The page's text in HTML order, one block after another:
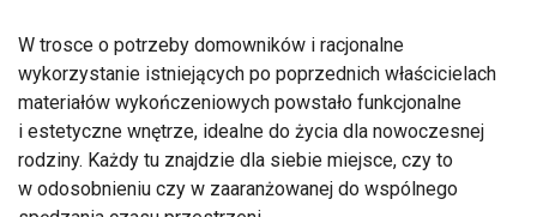
W trosce o potrzeby domowników i racjonalne
wykorzystanie istniejących po poprzednich właścicielach
materiałów wykończeniowych powstało funkcjonalne
i estetyczne wnętrze, idealne do życia dla nowoczesnej
rodziny. Każdy tu znajdzie dla siebie miejsce, czy to
w odosobnieniu czy w zaaranżowanej do wspólnego